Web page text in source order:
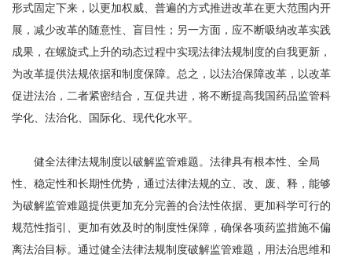
形式固定下来，以更加权威、普遍的方式推进改革在更大范围内开
展，减少改革的随意性、盲目性；另一方面，应不断吸纳改革实践
成果，在螺旋式上升的动态过程中实现法律法规制度的自我更新，
为改革提供法规依据和制度保障。总之，以法治保障改革，以改革
促进法治，二者紧密结合，互促共进，将不断提高我国药品监管科
学化、法治化、国际化、现代化水平。
健全法律法规制度以破解监管难题。法律具有根本性、全局
性、稳定性和长期性优势，通过法律法规的立、改、废、释，能够
为破解监管难题提供更加充分完善的合法性依据、更加科学可行的
规范性指引、更加有效及时的制度性保障，确保各项药监措施不偏
离法治目标。通过健全法律法规制度破解监管难题，用法治思维和